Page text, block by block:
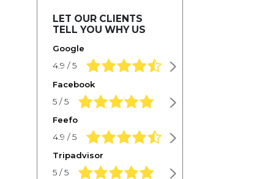
LET OUR CLIENTS
TELL YOU WHY US
Google
4.9 / 5 4.9 rating based on 1,234 ratings
Facebook
5 / 5 5.0 rating based on 1,234 ratings
Feefo
4.9 / 5 4.9 rating based on 1,234 ratings
Tripadvisor
5 / 5 5.0 rating based on 1,234 ratings